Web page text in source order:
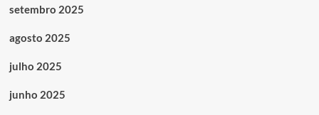
setembro 2025
agosto 2025
julho 2025
junho 2025